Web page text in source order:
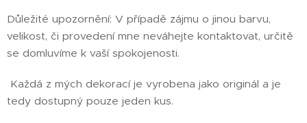
Důležité upozornění: V případě zájmu o jinou barvu,
velikost, či provedení mne neváhejte kontaktovat, určitě
se domluvíme k vaší spokojenosti.
Každá z mých dekorací je vyrobena jako originál a je
tedy dostupný pouze jeden kus.